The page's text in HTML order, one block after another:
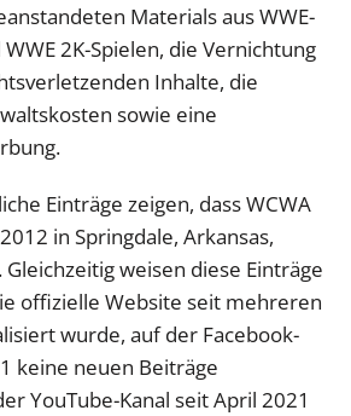
Materials aus WWE-
2K-Spielen, die Vernichtung
Inhalte, die
sowie eine
Einträge zeigen, dass WCWA
in Springdale, Arkansas,
weisen diese Einträge
offizielle Website seit mehreren
wurde, auf der Facebook-
keine neuen Beiträge
YouTube-Kanal seit April 2021